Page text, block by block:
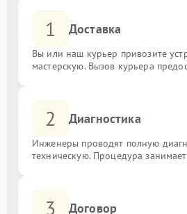
1 Доставка
Вы или наш курьер привозите
мастерскую. Вызов курьера
2 Диагностика
Инженеры проводят полную
техническую. Процедура
3 Договор